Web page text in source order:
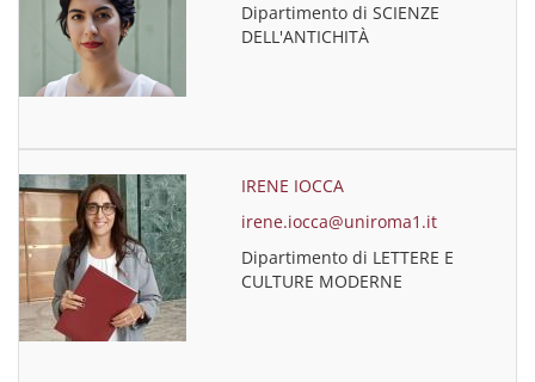
Dipartimento di SCIENZE
DELL'ANTICHITÀ
IRENE IOCCA
irene.iocca@uniroma1.it
Dipartimento di LETTERE E
CULTURE MODERNE